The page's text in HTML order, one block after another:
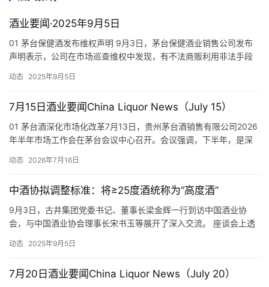
酒业要闻·2025年9月5日
01 茅台保健酒发布维权声明 9月3日，茅台保健酒业销售公司发布
声明表示，公司在市场巡查维权中发现，有不法商贩利用非法手段
制售假冒产品以及存在较大食品安全风险，严重损害了公司及广大
家故意破坏产品包装（开盖、换盖）进行再次销售的产品非属公司
原…
动态 2025年9月5日
7月15日酒业要闻China Liquor News（July 15）
01 茅台酒深化市场化改革7月13日，贵州茅台酒销售有限公司2026
年半年市场工作会在茅台会议中心召开。会议强调，下半年，是深
务实、行之有效的配套举措，全力提升市场化改革质效，推动市场
化改革再深入。坚持产品、价格、渠道、运营四大板块一体推…
动态 2026年7月16日
中酒协拟调整标准：将≥25度酒统称为“高度酒”
9月3日，古井集团党委书记、董事长梁金辉一行到访中国酒业协
会，与中国酒业协会理事长宋书玉等展开了深入交流。 座谈会上透
整饮料酒分类标准，将酒精度≥25%vol的产品统归为“高度酒”。鼓励
外，中国酒业协会还已用“勾调”一词取代容易引发误解的“勾…
动态 2025年9月5日
7月20日酒业要闻China Liquor News（July 20）